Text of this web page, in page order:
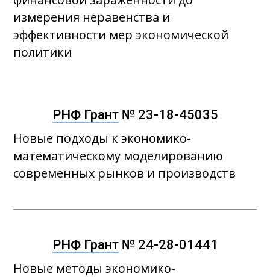
измерения неравенства и
эффективности мер экономической
политики
РНФ Грант№ 23-18-45035
Новые подходы к экономико-
математическому моделированию
современных рынков и производств
РНФ Грант№ 24-28-01441
Новые методы экономико-